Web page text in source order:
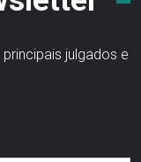
julgados e